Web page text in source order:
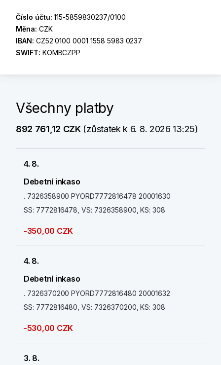
Číslo účtu:115-5859830237/0100
Měna: CZK
IBAN: CZ52 0100 0001 1558 5983 0237
SWIFT: KOMBCZPP
Všechny platby
892 761,12 CZK(zůstatek k 6. 8. 2026 13:25)
4. 8.
Debetní inkaso
. 7326358900 PYORD7772816478 20001630
SS: 7772816478, VS: 7326358900, KS: 308
-350,00 CZK
4. 8.
Debetní inkaso
. 7326370200 PYORD7772816480 20001632
SS: 7772816480, VS: 7326370200, KS: 308
-530,00 CZK
3. 8.